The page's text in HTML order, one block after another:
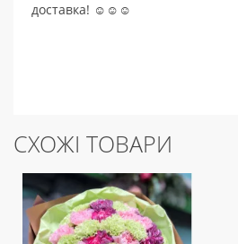
доставка! ☺☺☺
СХОЖІ ТОВАРИ